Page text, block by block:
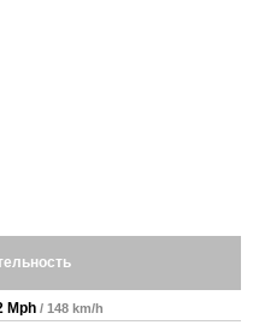
Mph / 148 km/h